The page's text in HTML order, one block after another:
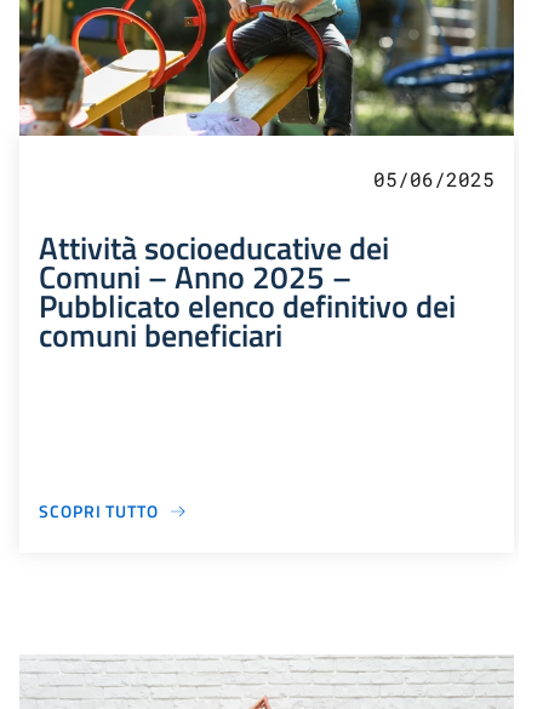
05/06/2025
Attività socioeducative dei
Comuni – Anno 2025 –
Pubblicato elenco definitivo dei
comuni beneficiari
SCOPRI TUTTO